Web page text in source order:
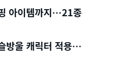
아이템까지…21종
방울 캐릭터 적용…